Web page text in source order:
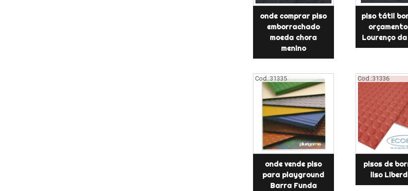
onde comprar piso
emborrachado
moeda chora
menino
piso tátil
Lourenço
Cod.:31335
onde vende piso
para playground
Barra Funda
Cod.:31336
pisos de
liso